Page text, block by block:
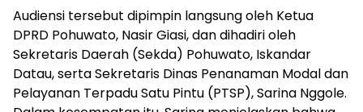
Audiensi tersebut dipimpin langsung oleh Ketua
DPRD Pohuwato, Nasir Giasi, dan dihadiri oleh
Sekretaris Daerah (Sekda) Pohuwato, Iskandar
Datau, serta Sekretaris Dinas Penanaman Modal dan
Pelayanan Terpadu Satu Pintu (PTSP), Sarina Nggole.